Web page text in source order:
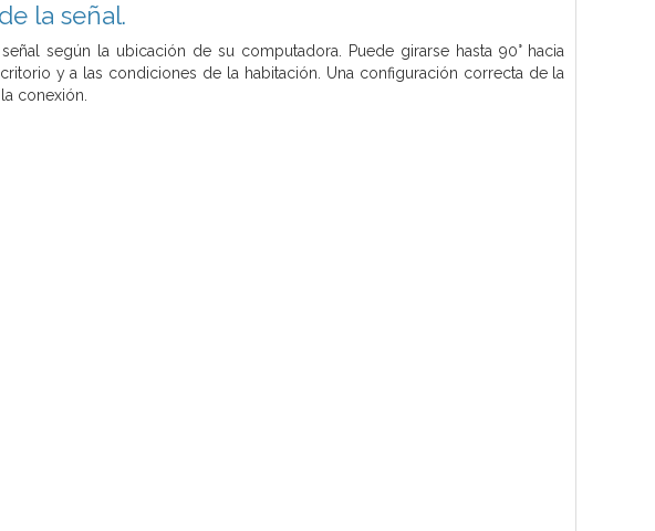
la señal.
según la ubicación de su computadora. Puede girarse hasta 90° hacia
y a las condiciones de la habitación. Una configuración correcta de la
la conexión.